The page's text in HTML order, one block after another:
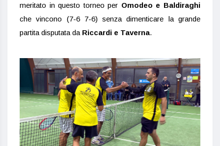
meritato in questo torneo per Omodeo e Baldiraghi
che vincono (7-6 7-6) senza dimenticare la grande
partita disputata da Riccardi e Taverna.